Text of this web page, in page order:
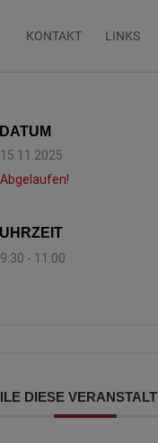
KONTAKT LINKS
DATUM
15.11.2025
Abgelaufen!
UHRZEIT
9:30 - 11:00
DIESE